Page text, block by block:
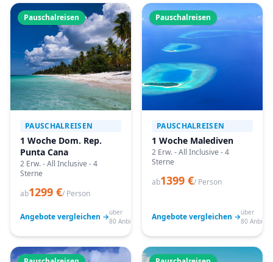
Pauschalreisen
PAUSCHALREISEN
1 Woche Dom. Rep.
Punta Cana
2 Erw. - All Inclusive - 4
Sterne
ab1299 €/ Person
Angebote vergleichen →über
80 Anbieter
Pauschalreisen
PAUSCHALREISEN
1 Woche Malediven
2 Erw. - All Inclusive - 4
Sterne
ab1399 €/ Person
Angebote vergleichen →über
80